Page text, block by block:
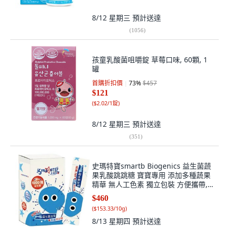
8/12 星期三 預計送達
(1056)
孩童乳酸菌咀嚼錠 草莓口味, 60顆, 1
罐
首購折扣價 73%$457
$121
($2.02/1錠)
8/12 星期三 預計送達
(351)
史瑪特寶smartb Biogenics 益生菌蔬
果乳酸跳跳糖 寶寶專用 添加多種蔬果
精華 無人工色素 獨立包裝 方便攜帶,
2g, 15個
$460
($153.33/10g)
8/13 星期四 預計送達